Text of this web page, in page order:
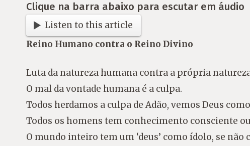
Clique na barra abaixo para escutar em áudio
Listen to this article
Reino Humano contra o Reino Divino
Luta da natureza humana contra a própria
O mal da vontade humana é a culpa.
Todos herdamos a culpa de Adão, vemos Deus
Todos os homens tem conhecimento consciente
O mundo inteiro tem um ‘deus’ como ídolo, se não